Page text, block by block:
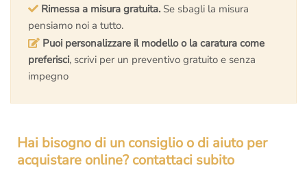
Rimessa a misura gratuita. Se sbagli la misura
pensiamo noi a tutto.
Puoi personalizzare il modello o la caratura come
preferisci, scrivi per un preventivo gratuito e senza
impegno
Hai bisogno di un consiglio o di aiuto per
acquistare online? contattaci subito